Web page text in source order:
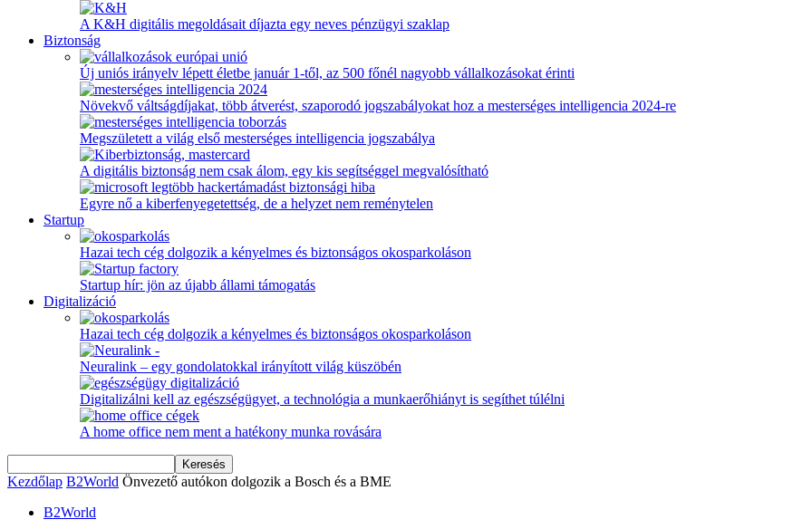
A K&H digitális megoldásait díjazta egy neves pénzügyi szaklap
Biztonság
Új uniós irányelv lépett életbe január 1-től, az 500 főnél nagyobb vállalkozásokat érinti
Növekvő váltságdíjakat, több átverést, szaporodó jogszabályokat hoz a mesterséges intelligencia 2024-re
Megszületett a világ első mesterséges intelligencia jogszabálya
A digitális biztonság nem csak álom, egy kis segítséggel megvalósítható
Egyre nő a kiberfenyegetettség, de a helyzet nem reménytelen
Startup
Hazai tech cég dolgozik a kényelmes és biztonságos okosparkoláson
Startup hír: jön az újabb állami támogatás
Digitalizáció
Hazai tech cég dolgozik a kényelmes és biztonságos okosparkoláson
Neuralink – egy gondolatokkal irányított világ küszöbén
Digitalizálni kell az egészségügyet, a technológia a munkaerőhiányt is segíthet túlélni
A home office nem ment a hatékony munka rovására
Kezdőlap B2World Önvezető autókon dolgozik a Bosch és a BME
B2World